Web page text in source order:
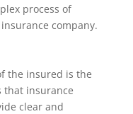
process of
company.
the insured is the
that insurance
clear and